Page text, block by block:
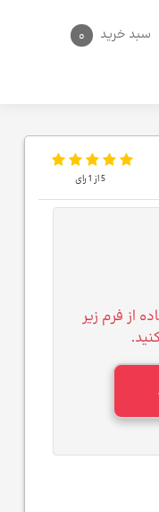
سبد خرید ۰
5از 1رای
از فرم زیر